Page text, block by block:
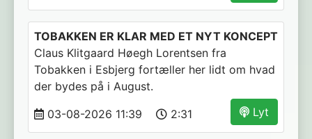
TOBAKKEN ER KLAR MED ET NYT KONCEPT
Claus Klitgaard Høegh Lorentsen fra
Tobakken i Esbjerg fortæller her lidt om hvad
der bydes på i August.
Lyt
03-08-2026 11:39 2:31